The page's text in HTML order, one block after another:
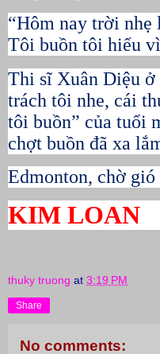
“Hôm nay trời nhẹ
Tôi buồn tôi hiểu
Thi sĩ Xuân Diệu
trách tôi nhe, cái
tôi buồn” của tuổi
chợt buồn đã xa
Edmonton, chờ gió
KIM LOAN
thuky truong at 3:19 PM
Share
No comments: